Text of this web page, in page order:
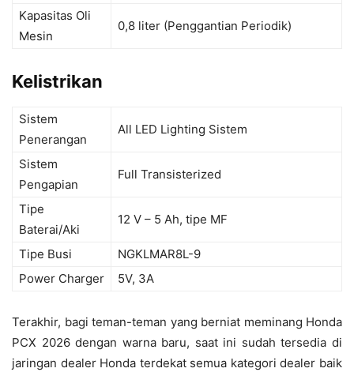
Kapasitas Oli
Mesin
0,8 liter (Penggantian Periodik)
Kelistrikan
Sistem
Penerangan
All LED Lighting Sistem
Sistem
Pengapian
Full Transisterized
Tipe
Baterai/Aki
12 V – 5 Ah, tipe MF
Tipe Busi
NGKLMAR8L-9
Power Charger
5V, 3A
Terakhir, bagi teman-teman yang berniat meminang Honda
PCX 2026 dengan warna baru, saat ini sudah tersedia di
jaringan dealer Honda terdekat semua kategori dealer baik